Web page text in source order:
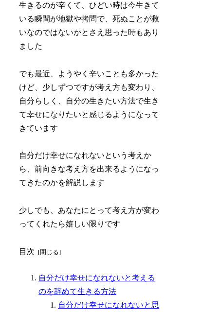
生きるのが辛くて、ひどい時は今生きて
いる瞬間が地獄や拷問で、死ぬことが救
いなのではないかとさえ思った時もあり
ました
でも最近、ようやく辛いことも多かった
けど、少しずつですが考え方も変わり、
自分らしく、自分の生きたい方法で生き
て幸せになりたいと感じるようになって
きています
自分だけ幸せになれないという考えか
ら、前向きな考え方を出来るようになっ
てきたのかを解説します
少しでも、あなたにとって考え方が変わ
ってくれたら嬉しい限りです
目次
自分だけ幸せになれないと考える
のを辞めて生きる方法
自分だけ幸せになれないと思